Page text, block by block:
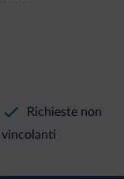
Richieste non
vincolanti